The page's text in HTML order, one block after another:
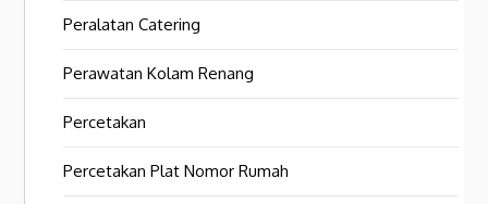
Peralatan Catering
Perawatan Kolam Renang
Percetakan
Percetakan Plat Nomor Rumah